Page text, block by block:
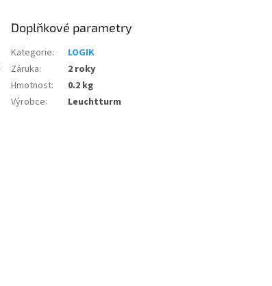
Doplňkové parametry
Kategorie:
LOGIK
Záruka:
2 roky
Hmotnost:
0.2 kg
Výrobce: Leuchtturm